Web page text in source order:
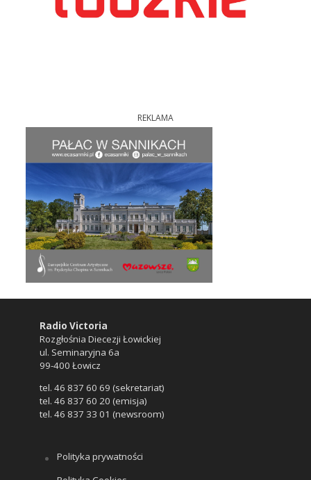
REKLAMA
Radio Victoria
Rozgłośnia Diecezji Łowickiej
ul. Seminaryjna 6a
99-400 Łowicz
tel. 46 837 60 69 (sekretariat)
tel. 46 837 60 20 (emisja)
tel. 46 837 33 01 (newsroom)
Polityka prywatności